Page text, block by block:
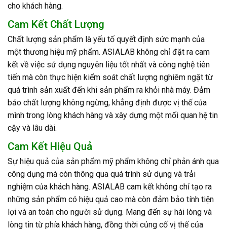
cho khách hàng.
Cam Kết Chất Lượng
Chất lượng sản phẩm là yếu tố quyết định sức mạnh của
một thương hiệu mỹ phẩm. ASIALAB không chỉ đặt ra cam
kết về việc sử dụng nguyên liệu tốt nhất và công nghệ tiên
tiến mà còn thực hiện kiểm soát chất lượng nghiêm ngặt từ
quá trình sản xuất đến khi sản phẩm ra khỏi nhà máy. Đảm
bảo chất lượng không ngừng, khẳng định được vị thế của
mình trong lòng khách hàng và xây dựng một mối quan hệ tin
cậy và lâu dài.
Cam Kết Hiệu Quả
Sự hiệu quả của sản phẩm mỹ phẩm không chỉ phản ánh qua
công dụng mà còn thông qua quá trình sử dụng và trải
nghiệm của khách hàng. ASIALAB cam kết không chỉ tạo ra
những sản phẩm có hiệu quả cao mà còn đảm bảo tính tiện
lợi và an toàn cho người sử dụng. Mang đến sự hài lòng và
lòng tin từ phía khách hàng, đồng thời củng cố vị thế của